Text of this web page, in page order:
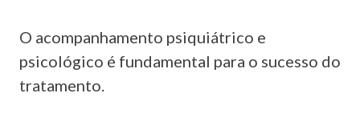
O acompanhamento psiquiátrico e
psicológico é fundamental para o sucesso do
tratamento.